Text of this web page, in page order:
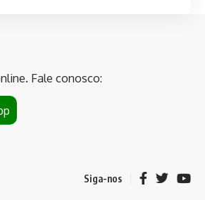
Fale conosco:
Siga-nos